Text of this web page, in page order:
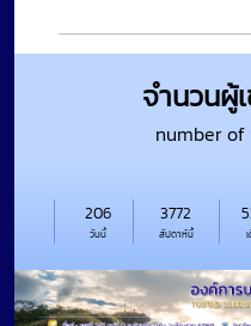
จำนวนผู้
number of
วันนี้
206
สัปดาห์นี้
3772